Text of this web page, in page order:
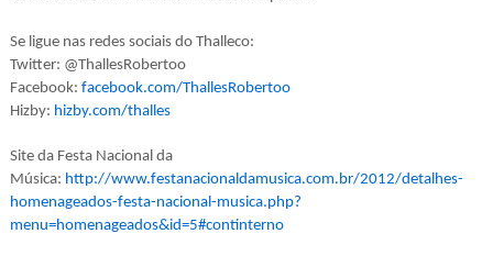
Se ligue nas redes sociais do Thalleco:
Twitter: @ThallesRobertoo
Facebook: facebook.com/ThallesRobertoo
Hizby: hizby.com/thalles
Site da Festa Nacional da
Música: http://www.festanacionaldamusica.com.br/2012/detalhes-
homenageados-festa-nacional-musica.php?
menu=homenageados&id=5#continterno